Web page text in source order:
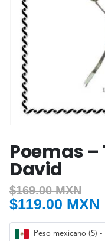
Poemas
David
$169.00 MXN
$119.00 MXN
Peso mexicano ($) -